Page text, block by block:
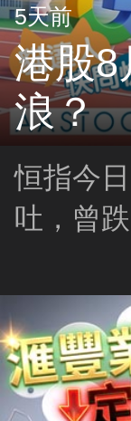
5天前
港股8
浪？
恒指今
吐，曾